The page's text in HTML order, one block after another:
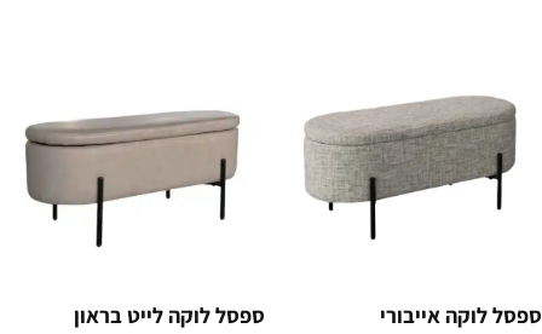
ספסל לוקה אייבורי
ספסל לוקה לייט בראון